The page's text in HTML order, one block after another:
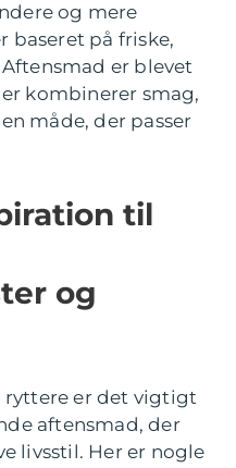
og mere
på friske,
er blevet
kombinerer smag,
måde, der passer
til
og
ryttere er det vigtigt
aftensmad, der
livsstil. Her er nogle